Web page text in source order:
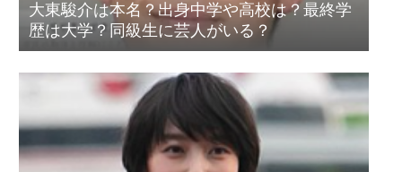
大東駿介は本名？出身中学や高校は？最終学
歴は大学？同級生に芸人がいる？